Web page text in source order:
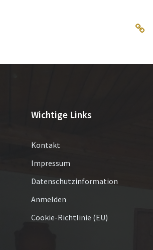
Wichtige Links
Kontakt
Impressum
Datenschutzinformation
Anmelden
Cookie-Richtlinie (EU)